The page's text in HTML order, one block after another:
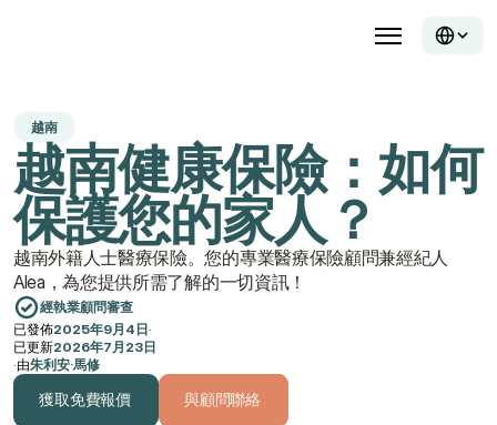
越南
越南健康保險：如何
保護您的家人？
越南外籍人士醫療保險。您的專業醫療保險顧問兼經紀人
Alea，為您提供所需了解的一切資訊！
經執業顧問審查
已發佈2025年9月4日·
已更新2026年7月23日
·由朱利安·馬修
獲取免費報價 與顧問聯絡